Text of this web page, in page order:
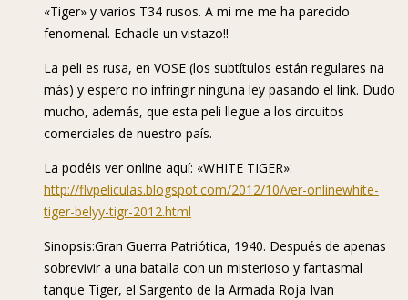
«Tiger» y varios T34 rusos. A mi me me ha parecido
fenomenal. Echadle un vistazo!!
La peli es rusa, en VOSE (los subtítulos están regulares na
más) y espero no infringir ninguna ley pasando el link. Dudo
mucho, además, que esta peli llegue a los circuitos
comerciales de nuestro país.
La podéis ver online aquí: «WHITE TIGER»:
http://flvpeliculas.blogspot.com/2012/10/ver-onlinewhite-
tiger-belyy-tigr-2012.html
Sinopsis:Gran Guerra Patriótica, 1940. Después de apenas
sobrevivir a una batalla con un misterioso y fantasmal
tanque Tiger, el Sargento de la Armada Roja Ivan